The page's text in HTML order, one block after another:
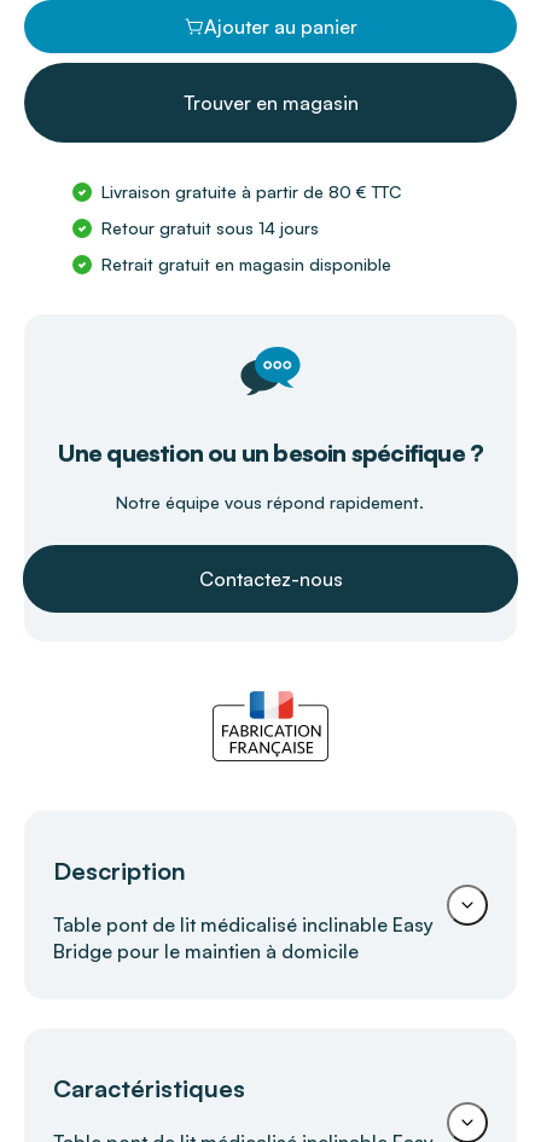
Ajouter au panier
Trouver en magasin
Livraison gratuite à partir de 80 € TTC
Retour gratuit sous 14 jours
Retrait gratuit en magasin disponible
Une question ou un besoin spécifique ?
Notre équipe vous répond rapidement.
Contactez-nous
Description
Table pont de lit médicalisé inclinable Easy
Bridge pour le maintien à domicile
HERDEGEN – Lecture, repas et
Caractéristiques